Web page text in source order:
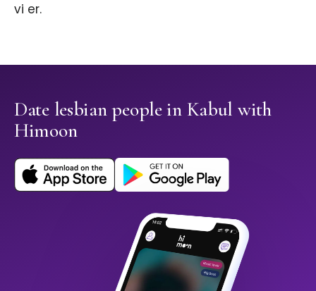
vi er.
Date lesbian people in Kabul with
Himoon